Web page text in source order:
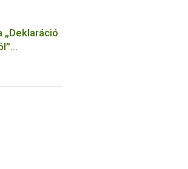
„Deklaráció